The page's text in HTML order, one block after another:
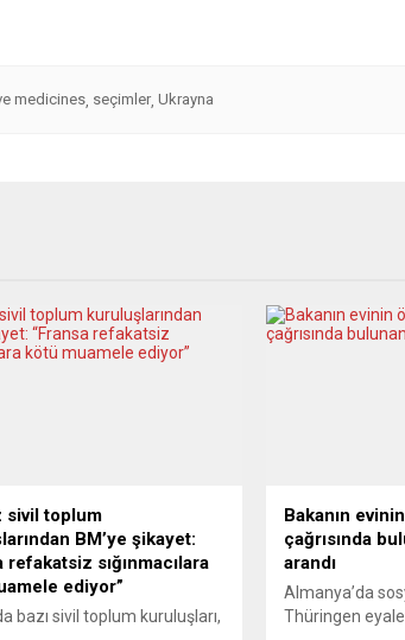
medicines seçimler Ukrayna
sivil toplum
BM’ye şikayet:
refakatsiz sığınmacılara
ediyor”
bazı sivil toplum kuruluşları,
Bakanın
çağrısında
arandı
Almanya’da
Thüringen